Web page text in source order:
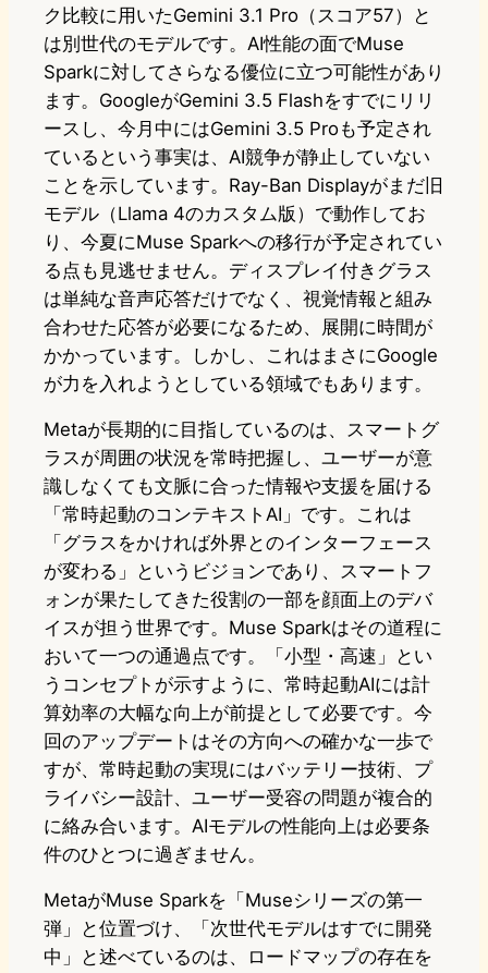
ク比較に用いたGemini 3.1 Pro（スコア57）と
は別世代のモデルです。AI性能の面でMuse
Sparkに対してさらなる優位に立つ可能性があり
ます。GoogleがGemini 3.5 Flashをすでにリリ
ースし、今月中にはGemini 3.5 Proも予定され
ているという事実は、AI競争が静止していない
ことを示しています。Ray-Ban Displayがまだ旧
モデル（Llama 4のカスタム版）で動作してお
り、今夏にMuse Sparkへの移行が予定されてい
る点も見逃せません。ディスプレイ付きグラス
は単純な音声応答だけでなく、視覚情報と組み
合わせた応答が必要になるため、展開に時間が
かかっています。しかし、これはまさにGoogle
が力を入れようとしている領域でもあります。
Metaが長期的に目指しているのは、スマートグ
ラスが周囲の状況を常時把握し、ユーザーが意
識しなくても文脈に合った情報や支援を届ける
「常時起動のコンテキストAI」です。これは
「グラスをかければ外界とのインターフェース
が変わる」というビジョンであり、スマートフ
ォンが果たしてきた役割の一部を顔面上のデバ
イスが担う世界です。Muse Sparkはその道程に
おいて一つの通過点です。「小型・高速」とい
うコンセプトが示すように、常時起動AIには計
算効率の大幅な向上が前提として必要です。今
回のアップデートはその方向への確かな一歩で
すが、常時起動の実現にはバッテリー技術、プ
ライバシー設計、ユーザー受容の問題が複合的
に絡み合います。AIモデルの性能向上は必要条
件のひとつに過ぎません。
MetaがMuse Sparkを「Museシリーズの第一
弾」と位置づけ、「次世代モデルはすでに開発
中」と述べているのは、ロードマップの存在を